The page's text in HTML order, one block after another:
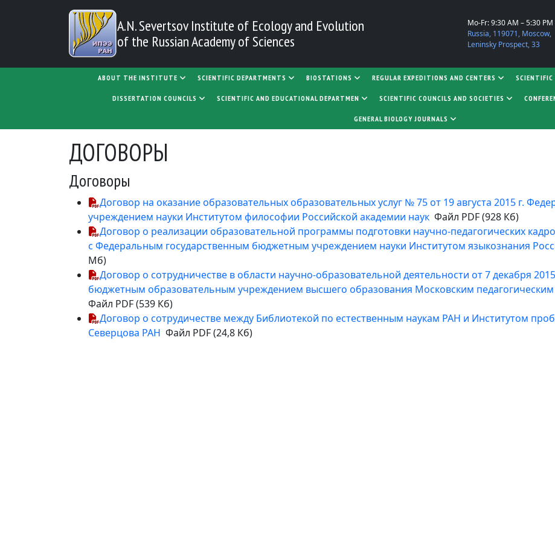
Skip to main content
A.N. Severtsov Institute of Ecology and Evolution
of the Russian Academy of Sciences
Mo-Fr: 9:30 AM – 5:30 PM
Russia, 119071, Moscow,
Leninsky Prospect, 33
MAIN NAVIGATION
ABOUT THE INSTITUTE SCIENTIFIC DEPARTMENTS BIOSTATIONS REGULAR EXPEDITIONS AND CENTERS
DISSERTATION COUNCILS SCIENTIFIC AND EDUCATIONAL DEPARTMEN SCIENTIFIC COUNCILS AND SOCIETIES
GENERAL BIOLOGY JOURNALS
ДОГОВОРЫ
Договоры
Договор на оказание образовательных образовательных услуг № 75 от 19 августа 2015 г.
учреждением науки Институтом философии Российской академии наук Файл PDF (928 Кб)
Договор о реализации образовательной программы подготовки научно-педагогических
с Федеральным государственным бюджетным учреждением науки Институтом языкознания
Мб)
Договор о сотрудничестве в области научно-образовательной деятельности от 7 декабря
бюджетным образовательным учреждением высшего образования Московским педагогическим
Файл PDF (539 Кб)
Договор о сотрудичестве между Библиотекой по естественным наукам РАН и Институтом
Северцова РАН Файл PDF (24,8 Кб)